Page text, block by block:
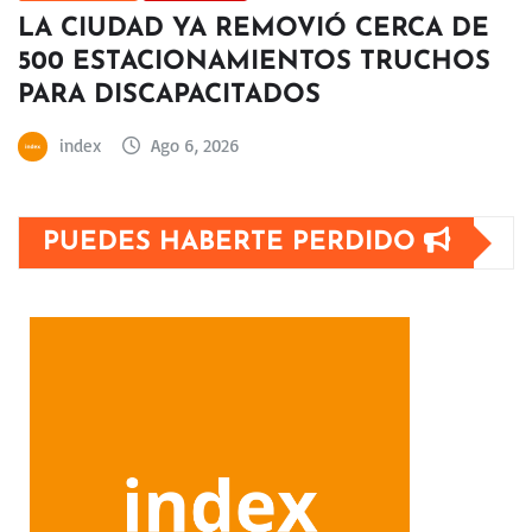
LA CIUDAD YA REMOVIÓ CERCA DE
500 ESTACIONAMIENTOS TRUCHOS
PARA DISCAPACITADOS
index Ago 6, 2026
PUEDES HABERTE PERDIDO